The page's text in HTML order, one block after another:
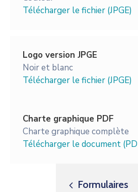
Télécharger le fichier (JPGE)
Logo version JPGE
Noir et blanc
Télécharger le fichier (JPGE)
Charte graphique PDF
Charte graphique complète
Télécharger le document
Formulaires